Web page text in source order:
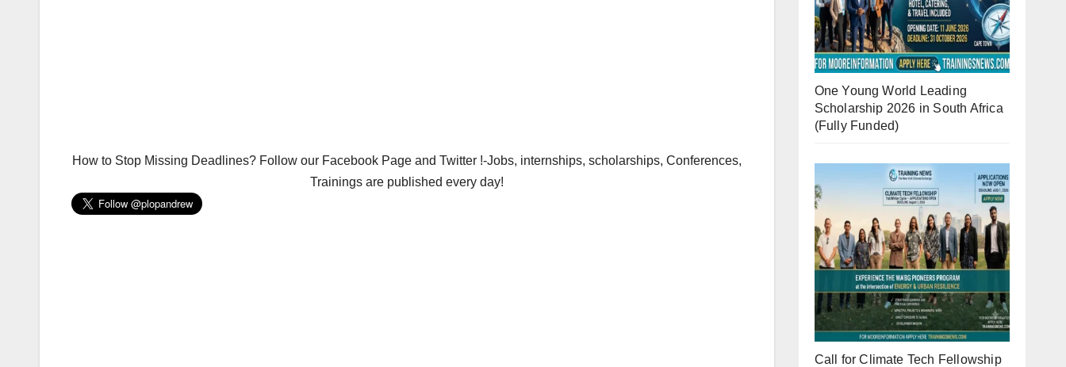
How to Stop Missing Deadlines? Follow our Facebook Page and Twitter !-Jobs, internships, scholarships, Conferences,
Trainings are published every day!
One Young World Leading
Scholarship 2026 in South Africa
(Fully Funded)
Call for Climate Tech Fellowship